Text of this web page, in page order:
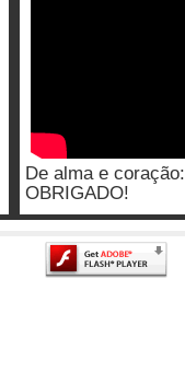
De alma e coração:
OBRIGADO!